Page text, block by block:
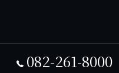
082-261-8000